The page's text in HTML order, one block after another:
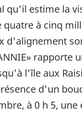
qu'il estime la
quatre à cinq
d'alignement
rapporte
l'île aux
d'un
à 0 h 5,